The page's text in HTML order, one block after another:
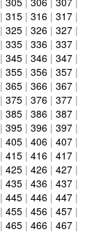
| 315 | 316 | 317 |
| 325 | 326 | 327 |
| 335 | 336 | 337 |
| 345 | 346 | 347 |
| 355 | 356 | 357 |
| 365 | 366 | 367 |
| 375 | 376 | 377 |
| 385 | 386 | 387 |
| 395 | 396 | 397 |
| 405 | 406 | 407 |
| 415 | 416 | 417 |
| 425 | 426 | 427 |
| 435 | 436 | 437 |
| 445 | 446 | 447 |
| 455 | 456 | 457 |
| 465 | 466 | 467 |